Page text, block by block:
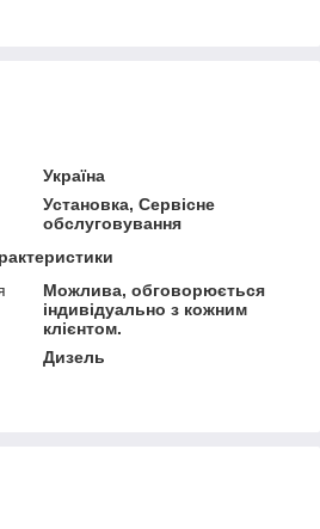
Україна
Установка, Сервісне
обслуговування
Можлива, обговорюється
індивідуально з кожним
клієнтом.
Дизель